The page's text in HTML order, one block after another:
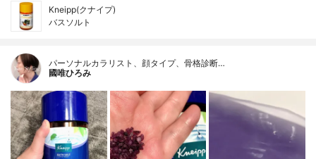
Kneipp(クナイプ)
バスソルト
パーソナルカラリスト、顔タイプ、骨格診断…
國唯ひろみ